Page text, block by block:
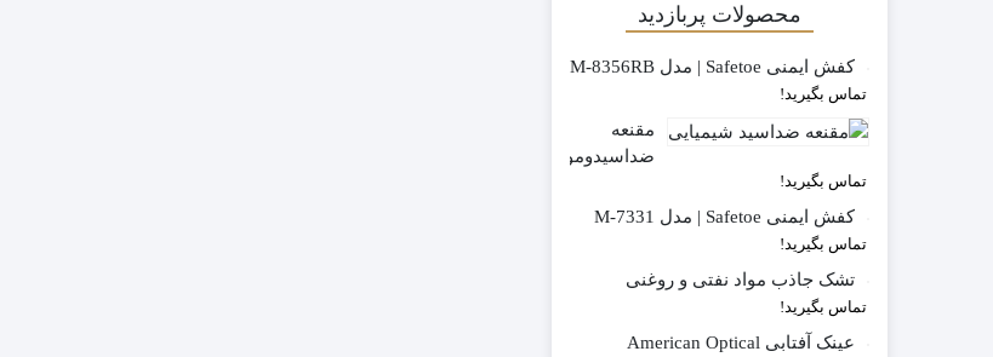
محصولات پربازدید
کفش ایمنی Safetoe | مدل M-8356RB
تماس بگیرید!
مقنعه
ضداسیدوموادشیمیاییPH500
تماس بگیرید!
کفش ایمنی Safetoe | مدل M-7331
تماس بگیرید!
تشک جاذب مواد نفتی و روغنی
تماس بگیرید!
عینک آفتابی American Optical